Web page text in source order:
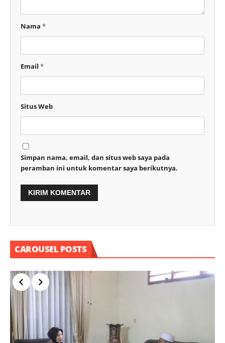
Nama *
Email *
Situs Web
Simpan nama, email, dan situs web saya pada
peramban ini untuk komentar saya berikutnya.
CAROUSEL POSTS